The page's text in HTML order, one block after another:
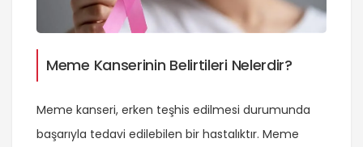
Meme Kanserinin Belirtileri Nelerdir?
Meme kanseri, erken teşhis edilmesi durumunda
başarıyla tedavi edilebilen bir hastalıktır. Meme